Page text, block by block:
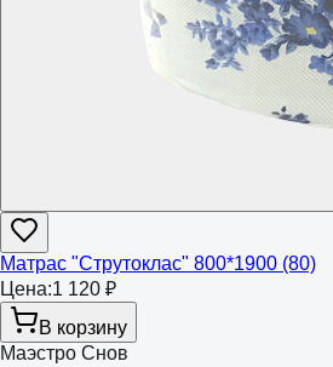
Матрас "Струтоклас" 800*1900 (80)
Цена:1 120 ₽
В корзину
Маэстро Снов